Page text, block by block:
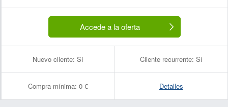
Accede a la oferta
Nuevo cliente: Sí Cliente recurrente: Sí
Compra mínima: 0 € Detalles